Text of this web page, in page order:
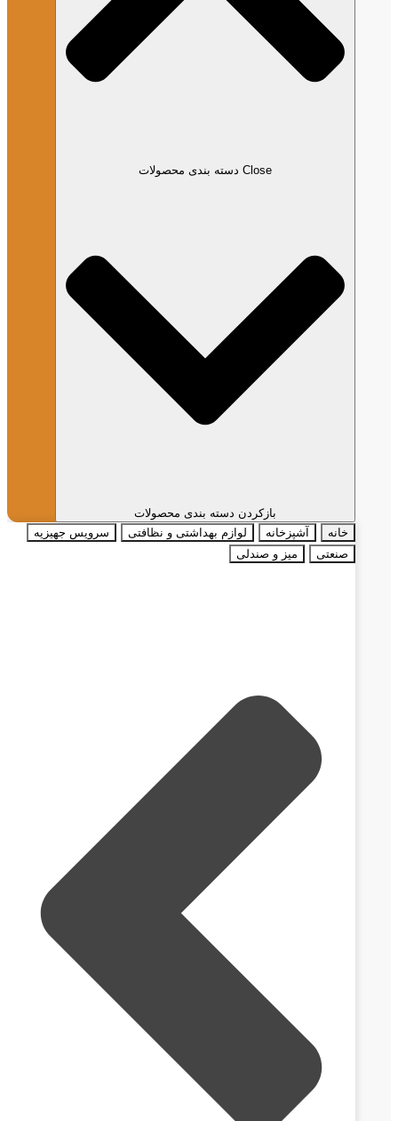
Close دسته بندی محصولات
بازکردن دسته بندی محصولات
خانه
آشپزخانه لوازم بهداشتی و نظافتی
سرویس جهیزیه
صنعتی
میز و صندلی